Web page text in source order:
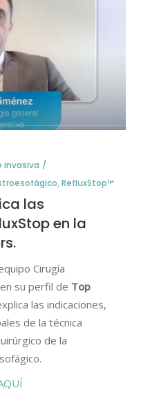
invasiva
,RefluxStop™
las
en la
Cirugía
su perfil de Top
las indicaciones,
de la técnica
de la